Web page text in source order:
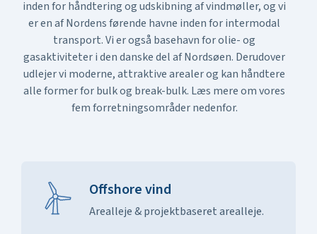
inden for håndtering og udskibning af vindmøller, og vi
er en af Nordens førende havne inden for intermodal
transport. Vi er også basehavn for olie- og
gasaktiviteter i den danske del af Nordsøen. Derudover
udlejer vi moderne, attraktive arealer og kan håndtere
alle former for bulk og break-bulk. Læs mere om vores
fem forretningsområder nedenfor.
Offshore vind
Arealleje & projektbaseret arealleje.